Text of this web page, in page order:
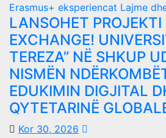
Erasmus+ eksperiencat Lajme
LANSOHET
EXCHANGE!
TEREZA” NË SHKUP
NISMËN
EDUKIMIN DIGJITAL
QYTETARINË
Kor 30, 2026